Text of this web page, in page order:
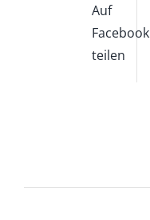
Auf
Facebook
teilen